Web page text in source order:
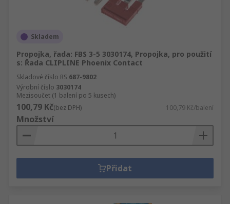
Skladem
Propojka, řada: FBS 3-5 3030174, Propojka, pro použití
s: Řada CLIPLINE Phoenix Contact
Skladové číslo RS 687-9802
Výrobní číslo 3030174
Mezisoučet (1 balení po 5 kusech)
100,79 Kč(bez DPH) 100,79 Kč/balení
Množství
Přidat